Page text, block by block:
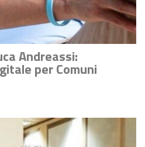
Andreassi:
per Comuni